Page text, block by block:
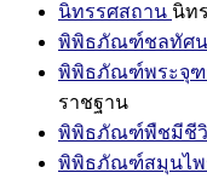
นิทรรศสถาน นิท
พิพิธภัณฑ์ชลทัศ
พิพิธภัณฑ์พระจุฑ
ราชฐาน
พิพิธภัณฑ์พืชมีชี
พิพิธภัณฑ์สมุนไพ